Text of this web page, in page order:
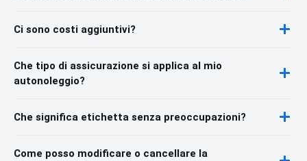
Ci sono costi aggiuntivi?
Che tipo di assicurazione si applica al mio
autonoleggio?
Che significa etichetta senza preoccupazioni?
Come posso modificare o cancellare la